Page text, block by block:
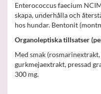
Enterococcus faecium
skapa, underhålla och
hos hundar. Bentonit
Organoleptiska tillsatser
Med smak
gurkmejaextrakt, pressad
300 mg.